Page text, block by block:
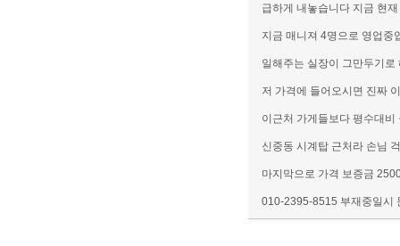
급하게 내놓습니다 지금 현
지금 매니져 4명으로 영업중
일해주는 실장이 그만두기
저 가격에 들어오시면 진짜
이근처 가게들보다 평수대
신중동 시계탑 근처라 손님
마지막으로 가격 보증금
010-2395-8515 부재중일시